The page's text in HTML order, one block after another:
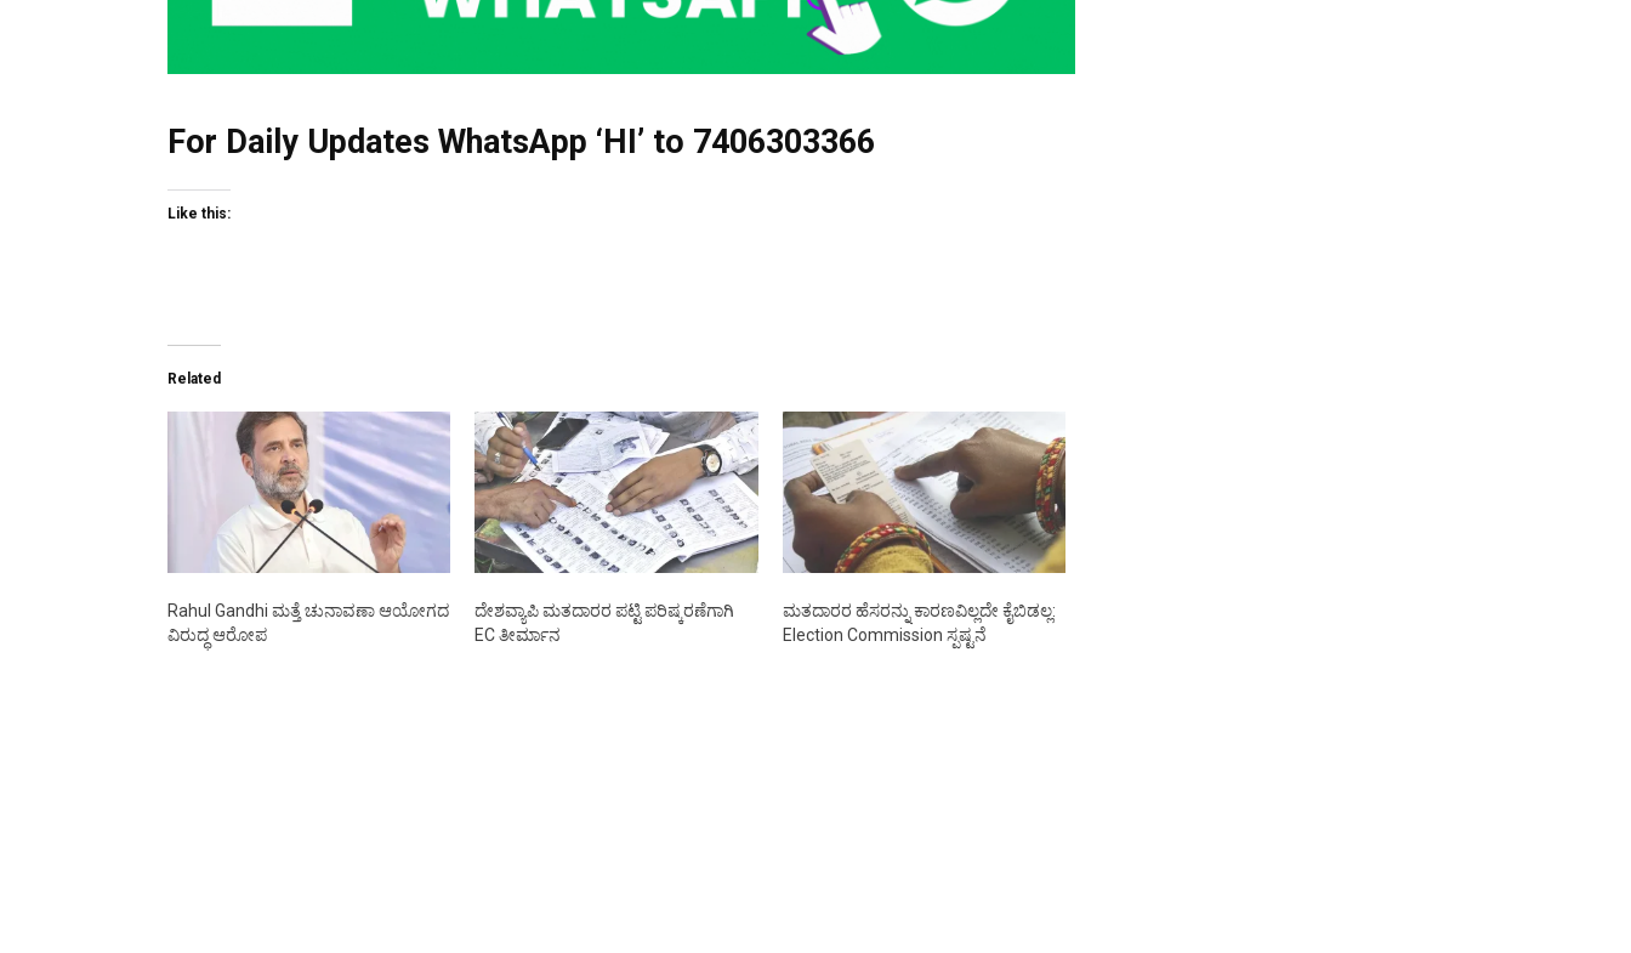
For Daily Updates WhatsApp ‘HI’ to 7406303366
Like this:
Related
Rahul Gandhi ಮತ್ತೆ ಚುನಾವಣಾ ಆಯೋಗದ
ವಿರುದ್ಧ ಆರೋಪ
ದೇಶವ್ಯಾಪಿ ಮತದಾರರ ಪಟ್ಟಿ ಪರಿಷ್ಕರಣೆಗಾಗಿ
EC ತೀರ್ಮಾನ
ಮತದಾರರ ಹೆಸರನ್ನು ಕಾರಣವಿಲ್ಲದೇ ಕೈಬಿಡಲ್ಲ:
Election Commission ಸ್ಪಷ್ಟನೆ